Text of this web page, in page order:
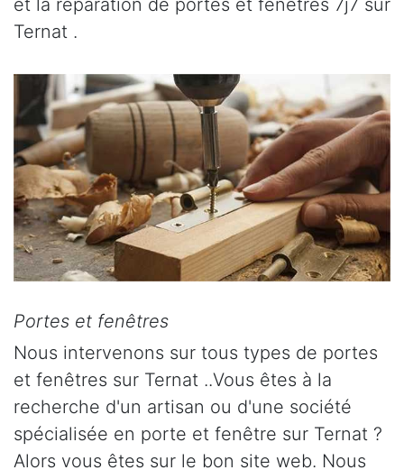
et la réparation de portes et fenêtres 7j7 sur
Ternat .
Portes et fenêtres
Nous intervenons sur tous types de portes
et fenêtres sur Ternat ..Vous êtes à la
recherche d'un artisan ou d'une société
spécialisée en porte et fenêtre sur Ternat ?
Alors vous êtes sur le bon site web. Nous